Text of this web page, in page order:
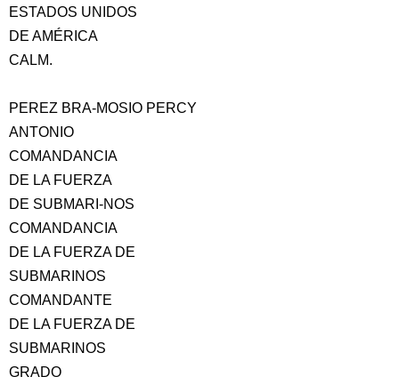
ESTADOS UNIDOS
DE AMÉRICA
CALM.
PEREZ BRA-MOSIO PERCY
ANTONIO
COMANDANCIA
DE LA FUERZA
DE SUBMARI-NOS
COMANDANCIA
DE LA FUERZA DE
SUBMARINOS
COMANDANTE
DE LA FUERZA DE
SUBMARINOS
GRADO